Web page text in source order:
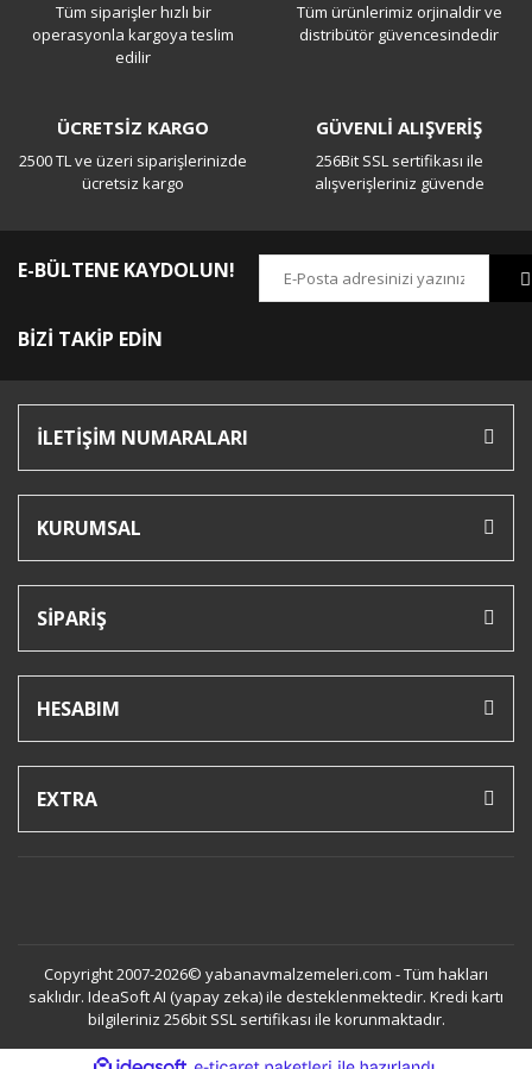
Tüm siparişler hızlı bir
operasyonla kargoya teslim
edilir
Tüm ürünlerimiz orjinaldir ve
distribütör güvencesindedir
ÜCRETSİZ KARGO
2500 TL ve üzeri siparişlerinizde
ücretsiz kargo
GÜVENLİ ALIŞVERİŞ
256Bit SSL sertifikası ile
alışverişleriniz güvende
E-BÜLTENE KAYDOLUN!
BİZİ TAKİP EDİN
İLETİŞİM NUMARALARI
KURUMSAL
SİPARİŞ
HESABIM
EXTRA
Copyright 2007-2026© yabanavmalzemeleri.com - Tüm hakları
saklıdır. IdeaSoft AI (yapay zeka) ile desteklenmektedir. Kredi kartı
bilgileriniz 256bit SSL sertifikası ile korunmaktadır.